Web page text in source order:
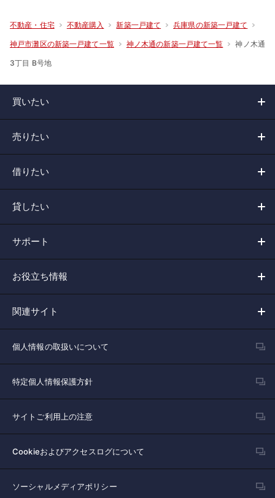
不動産・住宅 不動産購入 新築一戸建て 兵庫県の新築一戸建て
神戸市灘区の新築一戸建て一覧 神ノ木通の新築一戸建て一覧 神ノ木通
3丁目 B号地
買いたい
売りたい
借りたい
貸したい
サポート
お役立ち情報
関連サイト
個人情報の取扱いについて
特定個人情報保護方針
サイトご利用上の注意
Cookieおよびアクセスログについて
ソーシャルメディアポリシー